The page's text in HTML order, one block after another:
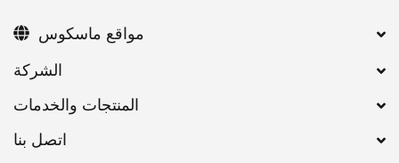
اتصل بنا
مواقع ماسكوس